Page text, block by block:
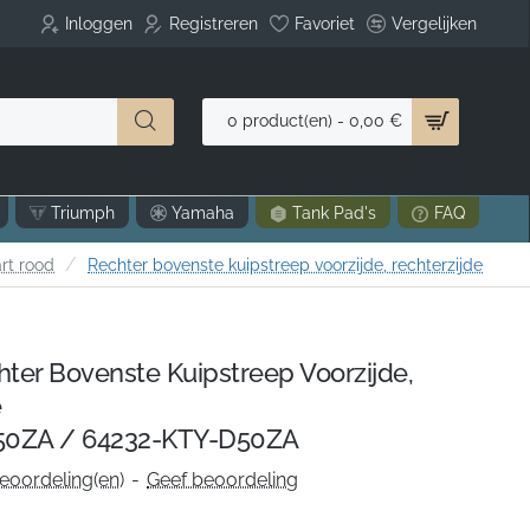
Inloggen Registreren Favoriet Vergelijken
0 product(en) - 0,00 €
Triumph Yamaha Tank Pad's FAQ
rood Rechter bovenste kuipstreep voorzijde, rechterzijde
Bovenste Kuipstreep Voorzijde,
/ 64232-KTY-D50ZA
- Geef beoordeling